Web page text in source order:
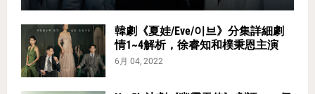
韓劇《夏娃/Eve/이브》分集詳細劇
情1~4解析，徐睿知和樸秉恩主演
6月 04, 2022